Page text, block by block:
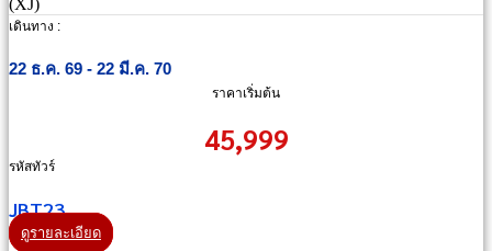
เดินทาง :
22 ธ.ค. 69 - 22 มี.ค. 70
ราคาเริ่มต้น
45,999
รหัสทัวร์
JBT23
ดูรายละเอียด